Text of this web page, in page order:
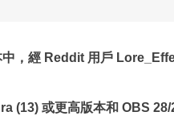
，經 Reddit 用戶 Lore_Effe
(13) 或更高版本和 OBS 28/